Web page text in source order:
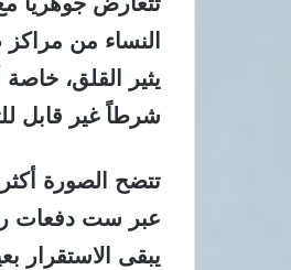
النساء من
يثير القلق،
شرطاً غير قابل
عبر ست دفعات
يبقى الاستقرار